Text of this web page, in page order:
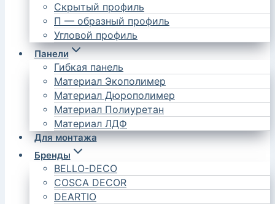
Скрытый профиль
П — образный профиль
Угловой профиль
Панели
Гибкая панель
Материал Экополимер
Материал Дюрополимер
Материал Полиуретан
Материал ЛДФ
Для монтажа
Бренды
BELLO-DECO
COSCA DECOR
DEARTIO